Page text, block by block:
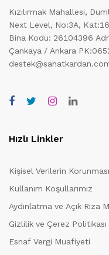
Kızılırmak Mahallesi,
Next Level, No:3A,
Bina Kodu: 26104396
Çankaya / Ankara
Hızlı Linkler
Kişisel Verilerin
Kullanım Koşullarımız
Aydınlatma ve Açık Rıza
Gizlilik ve Çerez Politikası
Esnaf Vergi Muafiyeti